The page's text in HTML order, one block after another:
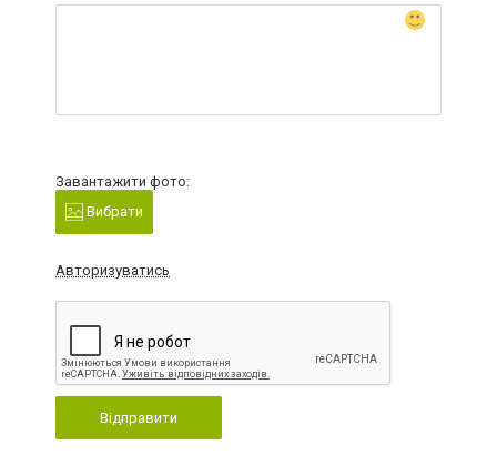
Завантажити фото:
Вибрати
Авторизуватись
Відправити